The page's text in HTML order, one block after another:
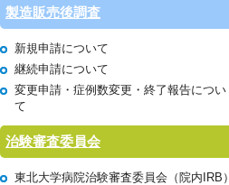
製造販売後調査
新規申請について
継続申請について
変更申請・症例数変更・終了報告につい
て
治験審査委員会
東北大学病院治験審査委員会（院内IRB）